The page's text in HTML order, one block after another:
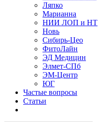
Ляпко
Марианна
НИИ ЛОП и НТ
Новь
Сибирь-Цео
ФитоЛайн
ЭД Медицин
Элмет-СПб
ЭМ-Центр
ЮГ
Частые вопросы
Статьи